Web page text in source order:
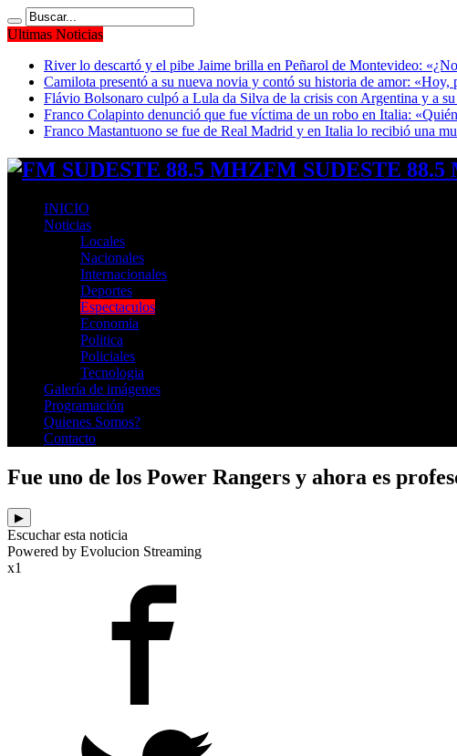
Ultimas Noticias
River lo descartó y el pibe Jaime brilla en Peñarol de Montevideo:
Camilota presentó a su nueva novia y contó su historia de amor: «Hoy,
Flávio Bolsonaro culpó a Lula da Silva de la crisis con Argentina y a
Franco Colapinto denunció que fue víctima de un robo en Italia:
Franco Mastantuono se fue de Real Madrid y en Italia lo recibió una
FM SUDESTE
INICIO
Noticias
Locales
Nacionales
Internacionales
Deportes
Espectaculos
Economia
Politica
Policiales
Tecnologia
Galería de imágenes
Programación
Quienes Somos?
Contacto
Fue uno de los Power Rangers y ahora es
▶
Escuchar esta noticia
Powered by Evolucion Streaming
x1